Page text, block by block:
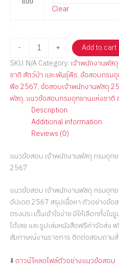
Clear
- +
Add to cart
SKU: N/ACategory: เจ้าพนักงานพัสดุ
ชาติ สัตว์ป่า และพันธุ์พืช, ข้อสอบกรม
พืช 2567, ข้อสอบเจ้าพนักงานพัสดุ
พัสดุ, แนวข้อสอบกรมอุทยานแห่งชาติ
Description
Additional information
Reviews (0)
แนวข้อสอบ เจ้าพนักงานพัสดุ กรมอุท
2567
แนวข้อสอบ เจ้าพนักงานพัสดุ กรมอุท
อัปเดต 2567 สรุปเนื้อหา ตัวอย่างข้อ
ตรงประเด็นเข้าใจง่าย มีให้เลือกทั้งใ
ได้เลย และรูปเล่มหนังสือฟรีค่าจัดส่ง
สัมภาษณ์งานราชการ ติดต่อสอบถามสั่
⬇️ดาวน์โหลดไฟล์ตัวอย่างแนวข้อสอบ